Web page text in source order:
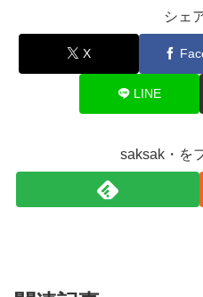
シェ
X
LINE
saksak・を